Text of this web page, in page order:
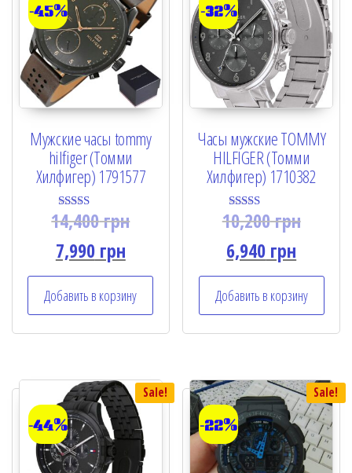
-45%
Мужские часы tommy
hilfiger (Томми
Хилфигер) 1791577
Rated
4.50
out of 5
14,400грн
7,990грн
Добавить в корзину
-32%
Часы мужские TOMMY
HILFIGER (Томми
Хилфигер) 1710382
Rated
5.00
out of 5
10,200грн
6,940 грн
Добавить в корзину
Sale!
-44%
Sale!
-22%